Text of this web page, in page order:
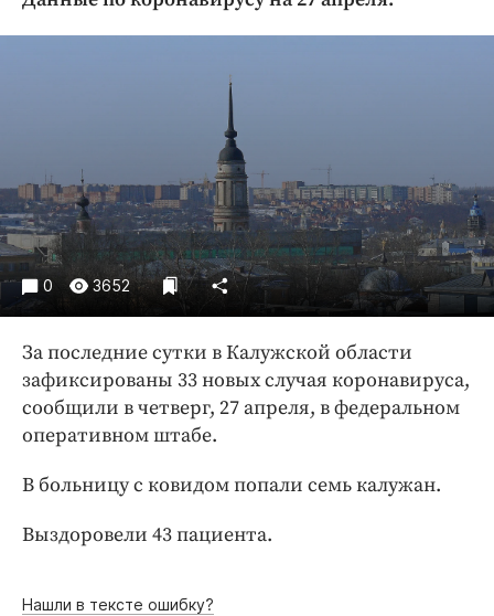
Криминал
Недвижимость и ЖКХ
Погода
Праздники
Происшествия
Спорт
Экономика и бизнес
ПРОЕКТЫ
Блоги
Издания
Интересное чтиво
Клиника года
Работодатель года
0 3652
За последние сутки в Калужской области
зафиксированы 33 новых случая коронавируса,
сообщили в четверг, 27 апреля, в федеральном
оперативном штабе.
В больницу с ковидом попали семь калужан.
Выздоровели 43 пациента.
Нашли в тексте ошибку?